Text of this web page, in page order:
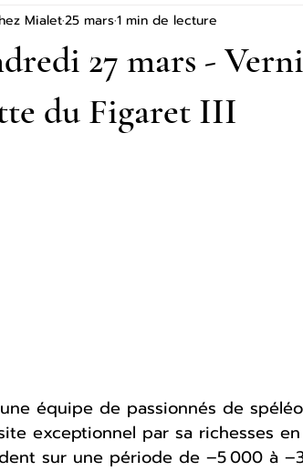
27 mars -
du Figaret III
Mialet25 mars1 min de lecture
équipe de passionnés de
exceptionnel par sa richesses
sur une période de –5 000 à